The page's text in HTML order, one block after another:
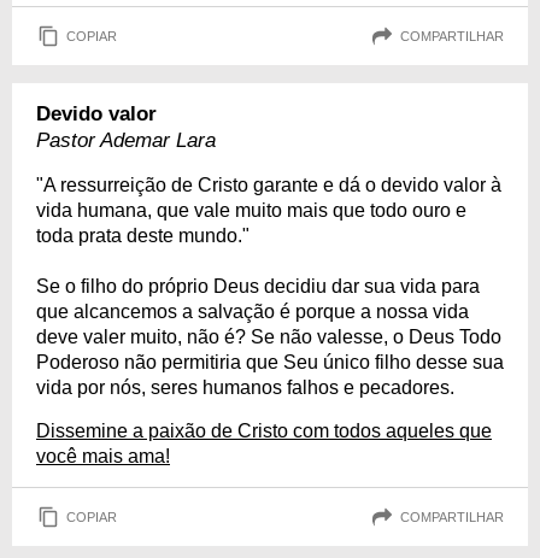
COPIAR COMPARTILHAR
Devido valor
Pastor Ademar Lara
"A ressurreição de Cristo garante e dá o devido valor à
vida humana, que vale muito mais que todo ouro e
toda prata deste mundo."
Se o filho do próprio Deus decidiu dar sua vida para
que alcancemos a salvação é porque a nossa vida
deve valer muito, não é? Se não valesse, o Deus Todo
Poderoso não permitiria que Seu único filho desse sua
vida por nós, seres humanos falhos e pecadores.
Dissemine a paixão de Cristo com todos aqueles que
você mais ama!
COPIAR COMPARTILHAR